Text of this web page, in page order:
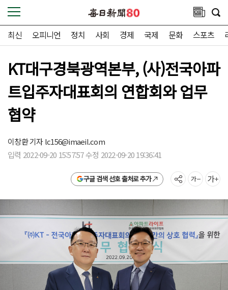
최신 오피니언 정치 사회 경제 국제 문화 스포츠
KT대구경북광역본부, (사)전국아파
트입주자대표회의 연합회와 업무
협약
이창환 기자lc156@imaeil.com
입력 2022-09-20 15:57:57 수정 2022-09-20 19:36:41
구글 검색 선호 출처로 추가